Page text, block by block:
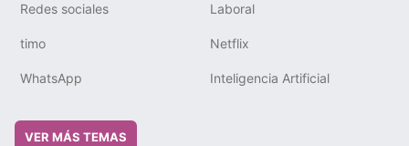
Redes sociales Laboral
timo Netflix
WhatsApp Inteligencia Artificial
VER MÁS TEMAS